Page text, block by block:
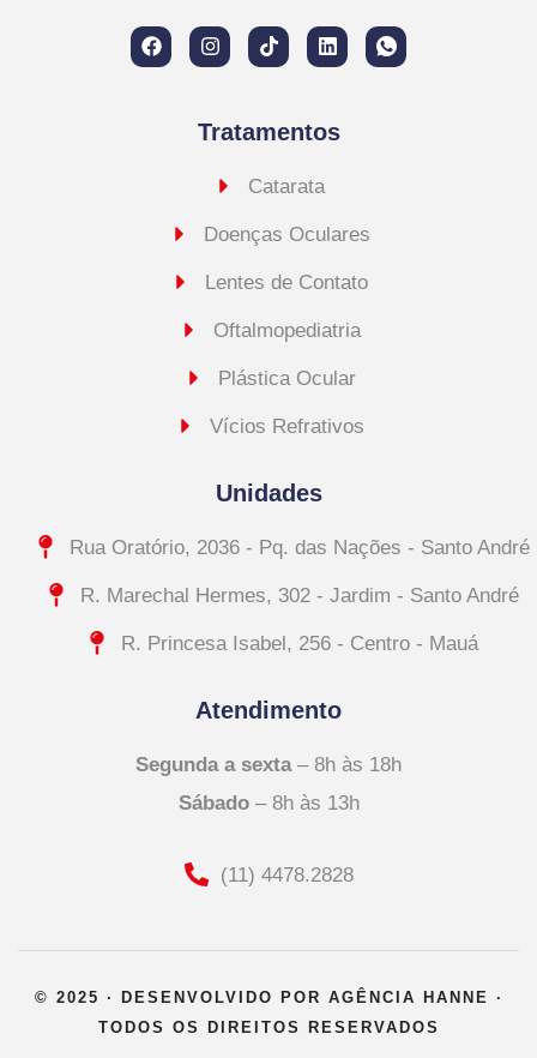
Tratamentos
Catarata
Doenças Oculares
Lentes de Contato
Oftalmopediatria
Plástica Ocular
Vícios Refrativos
Unidades
Rua Oratório, 2036 - Pq. das Nações - Santo André
R. Marechal Hermes, 302 - Jardim - Santo André
R. Princesa Isabel, 256 - Centro - Mauá
Atendimento
Segunda a sexta– 8h às 18h
Sábado– 8h às 13h
(11) 4478.2828
© 2025 · DESENVOLVIDO POR AGÊNCIA HANNE ·
TODOS OS DIREITOS RESERVADOS